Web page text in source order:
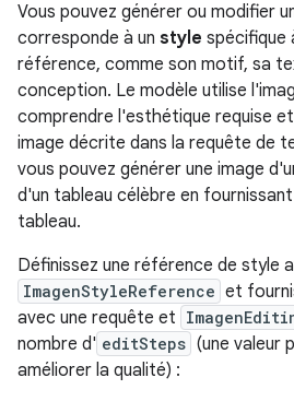
Vous pouvez générer ou modifier
corresponde à un style spécifique
référence, comme son motif, sa
conception. Le modèle utilise
comprendre l'esthétique requise
image décrite dans la requête de
vous pouvez générer une image
d'un tableau célèbre en
tableau.
Définissez une référence de style
ImagenStyleReference et
avec une requête et
nombre d' editSteps (une valeur
améliorer la qualité) :